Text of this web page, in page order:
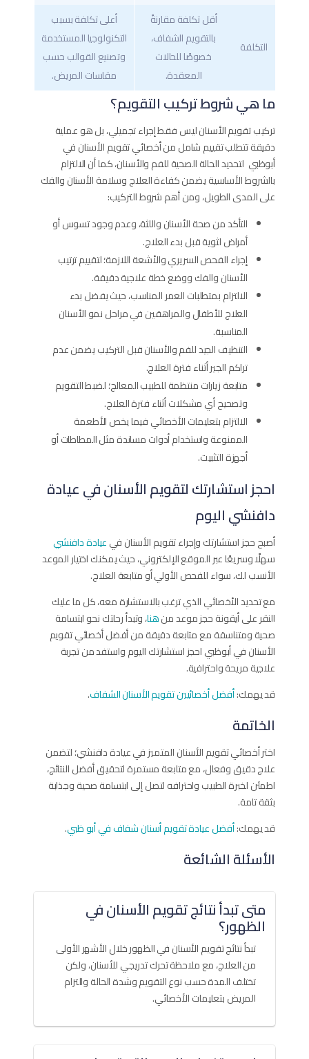
التكلفة
أقل تكلفة مقارنةً
بالتقويم الشفاف،
خصوصًا للحالات
المعقدة.
أعلى تكلفة بسبب
التكنولوجيا المستخدمة
وتصنيع القوالب حسب
مقاسات المريض.
ما هي شروط تركيب التقويم؟
تركيب تقويم الأسنان ليس فقط إجراء تجميلي، بل هو عملية
دقيقة تتطلب تقييم شامل من أخصائي تقويم الأسنان في
أبوظبي لتحديد الحالة الصحية للفم والأسنان، كما أن الالتزام
بالشروط الأساسية يضمن كفاءة العلاج وسلامة الأسنان والفك
على المدى الطويل، ومن أهم شروط التركيب:
التأكد من صحة الأسنان واللثة، وعدم وجود تسوس أو
أمراض لثوية قبل بدء العلاج.
إجراء الفحص السريري والأشعة اللازمة؛ لتقييم ترتيب
الأسنان والفك ووضع خطة علاجية دقيقة.
الالتزام بمتطلبات العمر المناسب، حيث يفضل بدء
العلاج للأطفال والمراهقين في مراحل نمو الأسنان
المناسبة.
التنظيف الجيد للفم والأسنان قبل التركيب يضمن عدم
تراكم الجير أثناء فترة العلاج.
متابعة زيارات منتظمة للطبيب المعالج؛ لضبط التقويم
وتصحيح أي مشكلات أثناء فترة العلاج.
الالتزام بتعليمات الأخصائي فيما يخص الأطعمة
الممنوعة واستخدام أدوات مساندة مثل المطاطات أو
أجهزة التثبيت.
احجز استشارتك لتقويم الأسنان في عيادة
دافنشي اليوم
أصبح حجز استشارتك وإجراء تقويم الأسنان فيعيادة دافنشي
سهلًا وسريعًا عبر الموقع الإلكتروني، حيث يمكنك اختيار الموعد
الأنسب لك، سواء للفحص الأولي أو متابعة العلاج.
مع تحديد الأخصائي الذي ترغب بالاستشارة معه، كل ما عليك
النقر على أيقونة حجز موعد منهنا، وتبدأ رحلتك نحو ابتسامة
صحية ومتناسقة مع متابعة دقيقة من أفضل أخصائي تقويم
الأسنان في أبوظبي احجز استشارتك اليوم واستفد من تجربة
علاجية مريحة واحترافية.
قد يهمك:أفضل أخصائيين تقويم الأسنان الشفاف.
الخاتمة
اختر أخصائي تقويم الأسنان المتميز في عيادة دافنشي؛ لتضمن
علاج دقيق وفعال، مع متابعة مستمرة لتحقيق أفضل النتائج،
اطمئن لخبرة الطبيب واحترافه لتصل إلى ابتسامة صحية وجذابة
بثقة تامة.
قد يهمك:أفضل عيادة تقويم أسنان شفاف في أبو ظبي.
الأسئلة الشائعة
متى تبدأ نتائج تقويم الأسنان في
الظهور؟
تبدأ نتائج تقويم الأسنان في الظهور خلال الأشهر الأولى
من العلاج، مع ملاحظة تحرك تدريجي للأسنان، ولكن
تختلف المدة حسب نوع التقويم وشدة الحالة والتزام
المريض بتعليمات الأخصائي.